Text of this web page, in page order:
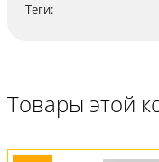
Теги:
Товары этой